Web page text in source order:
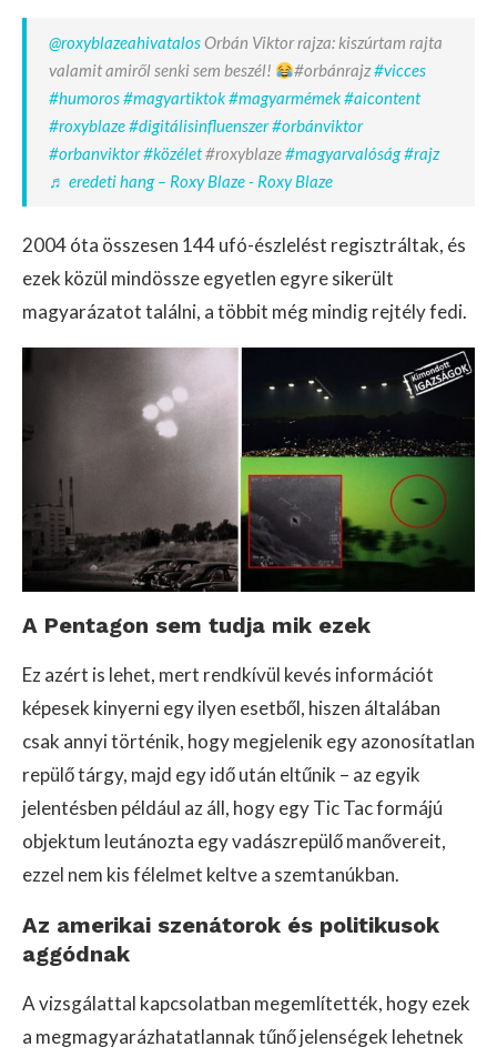
@roxyblazeahivatalosOrbán Viktor rajza: kiszúrtam rajta
valamit amiről senki sem beszél!
#orbánrajz#vicces
#humoros#magyartiktok#magyarmémek#aicontent
#roxyblaze#digitálisinfluenszer#orbánviktor
#orbanviktor#közélet#roxyblaze#magyarvalóság#rajz
♬ eredeti hang – Roxy Blaze - Roxy Blaze
2004 óta összesen 144 ufó-észlelést regisztráltak, és
ezek közül mindössze egyetlen egyre sikerült
magyarázatot találni, a többit még mindig rejtély fedi.
A Pentagon sem tudja mik ezek
Ez azért is lehet, mert rendkívül kevés információt
képesek kinyerni egy ilyen esetből, hiszen általában
csak annyi történik, hogy megjelenik egy azonosítatlan
repülő tárgy, majd egy idő után eltűnik – az egyik
jelentésben például az áll, hogy egy Tic Tac formájú
objektum leutánozta egy vadászrepülő manővereit,
ezzel nem kis félelmet keltve a szemtanúkban.
Az amerikai szenátorok és politikusok
aggódnak
A vizsgálattal kapcsolatban megemlítették, hogy ezek
a megmagyarázhatatlannak tűnő jelenségek lehetnek